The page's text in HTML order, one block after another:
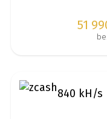
51
840 kH/s